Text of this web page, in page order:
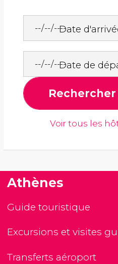
Date
Date de
Voir tous les
Athènes
Guide touristique
Excursions et visites
Transferts aéroport